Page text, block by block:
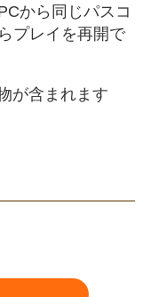
から同じパスコ
プレイを再開で
が含まれます